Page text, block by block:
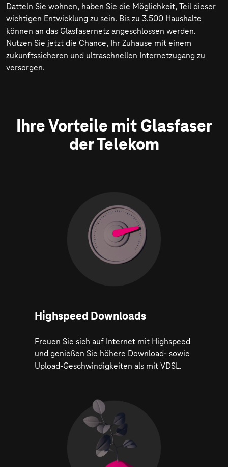
Datteln Sie wohnen, haben Sie die Möglichkeit, Teil dieser
wichtigen Entwicklung zu sein. Bis zu 3.500 Haushalte
können an das Glasfasernetz angeschlossen werden.
Nutzen Sie jetzt die Chance, Ihr Zuhause mit einem
zukunftssicheren und ultraschnellen Internetzugang zu
versorgen.
Ihre Vorteile mit Glasfaser
der Telekom
Highspeed Downloads
Freuen Sie sich auf Internet mit Highspeed
und genießen Sie höhere Download- sowie
Upload-Geschwindigkeiten als mit VDSL.